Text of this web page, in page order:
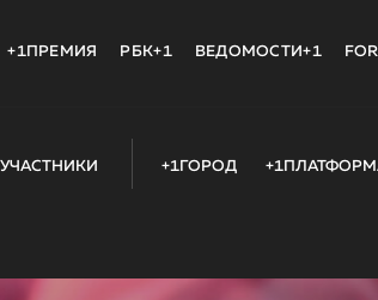
+1ПРЕМИЯ РБК+1 ВЕДОМОСТИ+1
УЧАСТНИКИ +1ГОРОД